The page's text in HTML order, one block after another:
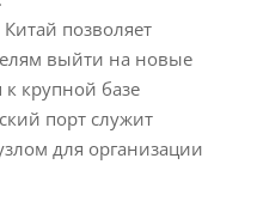
позволяет
выйти на новые
крупной базе
порт служит
для организации